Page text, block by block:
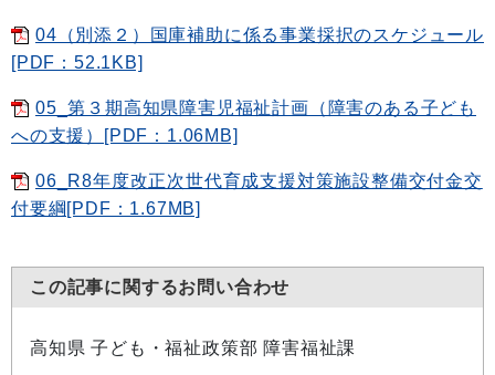
04（別添２）国庫補助に係る事業採択のスケジュール
[PDF：52.1KB]
05_第３期高知県障害児福祉計画（障害のある子ども
への支援）[PDF：1.06MB]
06_R8年度改正次世代育成支援対策施設整備交付金交
付要綱[PDF：1.67MB]
この記事に関するお問い合わせ
高知県 子ども・福祉政策部 障害福祉課